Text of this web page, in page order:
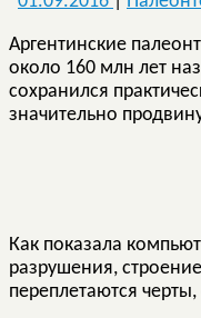
Аргентинские
около 160 млн лет
сохранился
значительно
Как показала
разрушения,
переплетаются